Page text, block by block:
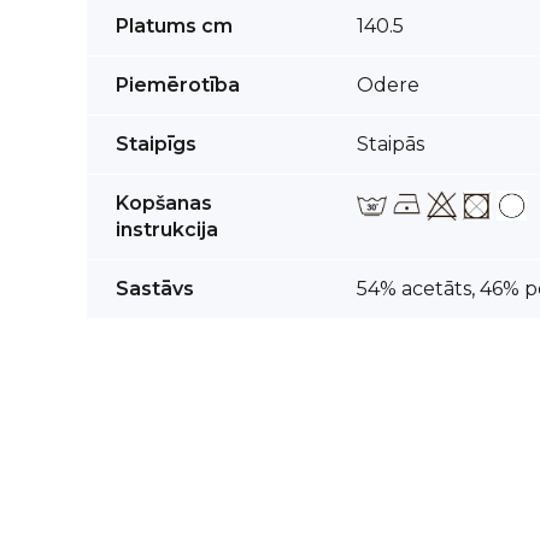
informācijas
Platums cm 140.5
Piemērotība Odere
Staipīgs Staipās
Kopšanas
instrukcija
Sastāvs 54% acetāts, 46%